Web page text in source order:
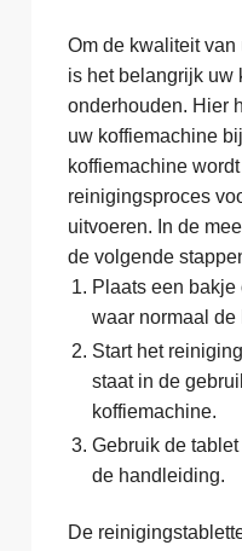
Om de kwaliteit
is het belangrijk uw
onderhouden. Hier
uw koffiemachine
koffiemachine
reinigingsproces
uitvoeren. In de
de volgende
Plaats een
waar normaal de
Start het
staat in de
koffiemachine.
Gebruik de
de handleiding.
De